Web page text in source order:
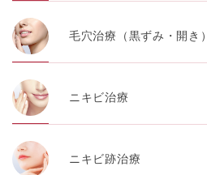
毛穴治療（黒ずみ・開き）
ニキビ治療
ニキビ跡治療